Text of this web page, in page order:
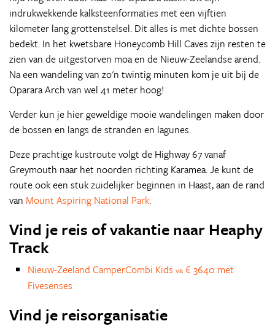
indrukwekkende kalksteenformaties met een vijftien
kilometer lang grottenstelsel. Dit alles is met dichte bossen
bedekt. In het kwetsbare Honeycomb Hill Caves zijn resten te
zien van de uitgestorven moa en de Nieuw-Zeelandse arend.
Na een wandeling van zo'n twintig minuten kom je uit bij de
Oparara Arch van wel 41 meter hoog!
Verder kun je hier geweldige mooie wandelingen maken door
de bossen en langs de stranden en lagunes.
Deze prachtige kustroute volgt de Highway 67 vanaf
Greymouth naar het noorden richting Karamea. Je kunt de
route ook een stuk zuidelijker beginnen in Haast, aan de rand
van Mount Aspiring National Park.
Vind je reis of vakantie naar Heaphy
Track
Nieuw-Zeeland CamperCombi Kids va € 3640 met
Fivesenses
Vind je reisorganisatie